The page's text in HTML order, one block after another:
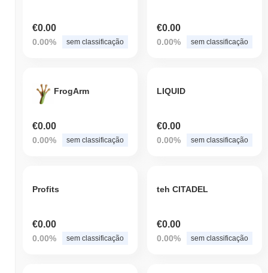
€0.00
0.00% sem classificação
€0.00
0.00% sem classificação
FrogArm
€0.00
0.00% sem classificação
LIQUID
€0.00
0.00% sem classificação
Profits
€0.00
0.00% sem classificação
teh CITADEL
€0.00
0.00% sem classificação